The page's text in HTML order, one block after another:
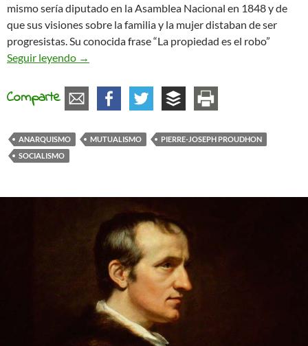
mismo sería diputado en la Asamblea Nacional en 1848 y de
que sus visiones sobre la familia y la mujer distaban de ser
progresistas. Su conocida frase “La propiedad es el robo”
Seguir leyendo Pierre-Joseph Proudhon (1809-1865)
→
Comparte
ANARQUISMO MUTUALISMO
PIERRE-JOSEPH PROUDHON
SOCIALISMO